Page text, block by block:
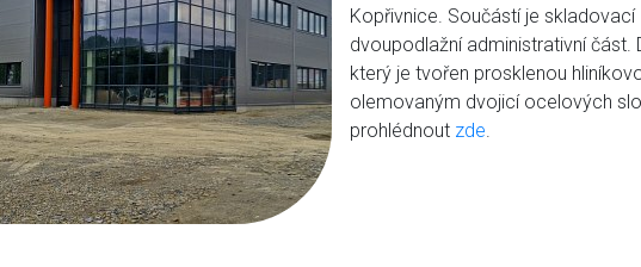
Kopřivnice. Součástí je
dvoupodlažní administrativní
který je tvořen prosklenou
olemovaným dvojicí ocelových
prohlédnout zde